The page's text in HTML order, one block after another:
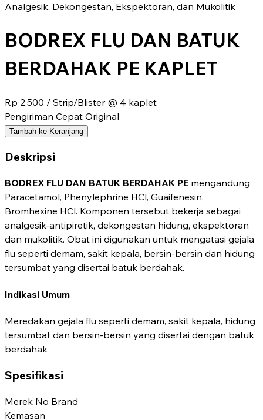
Analgesik, Dekongestan, Ekspektoran, dan Mukolitik
BODREX FLU DAN BATUK
BERDAHAK PE KAPLET
Rp 2.500 / Strip/Blister @ 4 kaplet
Pengiriman Cepat Original
Tambah ke Keranjang
Deskripsi
BODREX FLU DAN BATUK BERDAHAK PE mengandung
Paracetamol, Phenylephrine HCl, Guaifenesin,
Bromhexine HCl. Komponen tersebut bekerja sebagai
analgesik-antipiretik, dekongestan hidung, ekspektoran
dan mukolitik. Obat ini digunakan untuk mengatasi gejala
flu seperti demam, sakit kepala, bersin-bersin dan hidung
tersumbat yang disertai batuk berdahak.
Indikasi Umum
Meredakan gejala flu seperti demam, sakit kepala, hidung
tersumbat dan bersin-bersin yang disertai dengan batuk
berdahak
Spesifikasi
Merek No Brand
Kemasan